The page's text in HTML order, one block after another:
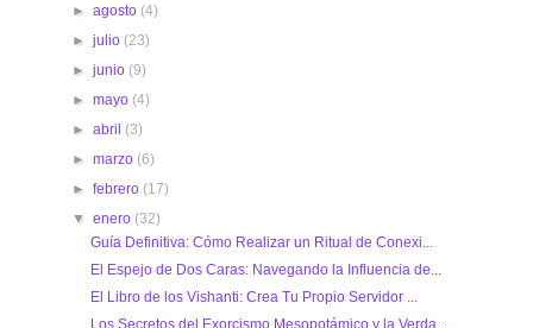
►agosto (4)
►julio (23)
►junio (9)
►mayo (4)
►abril (3)
►marzo (6)
►febrero (17)
▼enero (32)
Guía Definitiva: Cómo Realizar un Ritual de Conexi...
El Espejo de Dos Caras: Navegando la Influencia de...
El Libro de los Vishanti: Crea Tu Propio Servidor ...
Los Secretos del Exorcismo Mesopotámico y la Verda...